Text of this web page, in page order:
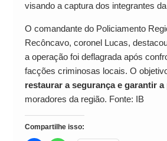
visando a captura dos integrantes
O comandante do Policiamento
Recôncavo, coronel Lucas,
a operação foi deflagrada após
facções criminosas locais. O
restaurar a segurança e garantir a
moradores da região. Fonte: IB
Compartilhe isso: